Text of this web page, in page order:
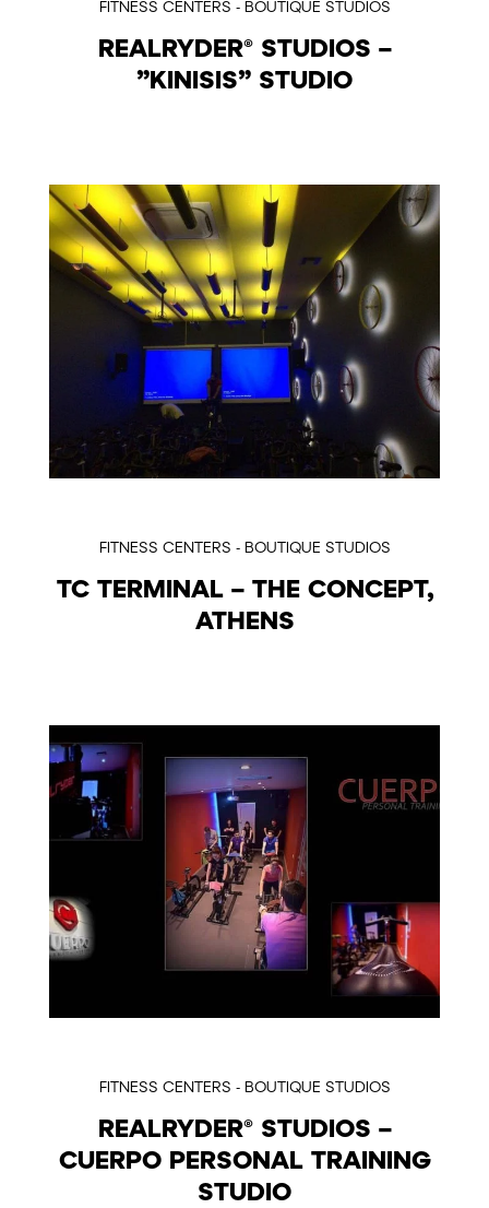
FITNESS CENTERS - BOUTIQUE STUDIOS
REALRYDER® STUDIOS –
”KINISIS” STUDIO
FITNESS CENTERS - BOUTIQUE STUDIOS
TC TERMINAL – THE CONCEPT,
ATHENS
FITNESS CENTERS - BOUTIQUE STUDIOS
REALRYDER® STUDIOS –
CUERPO PERSONAL TRAINING
STUDIO